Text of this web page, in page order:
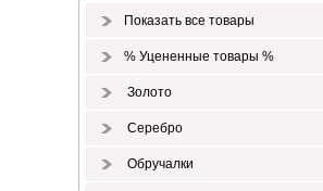
Показать все товары
% Уцененные товары %
Золото
Серебро
Обручалки